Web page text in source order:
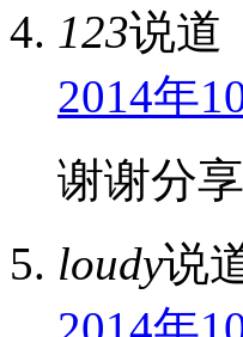
123说道
2014年
谢谢分
loudy说